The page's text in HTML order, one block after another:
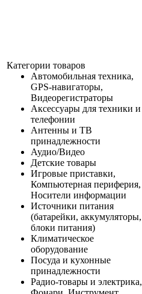
Категории товаров
Автомобильная техника,
GPS-навигаторы,
Видеорегистраторы
Аксессуары для техники и
телефонии
Антенны и ТВ
принадлежности
Аудио/Видео
Детские товары
Игровые приставки,
Компьютерная периферия,
Носители информации
Источники питания
(батарейки, аккумуляторы,
блоки питания)
Климатическое
оборудование
Посуда и кухонные
принадлежности
Радио-товары и электрика,